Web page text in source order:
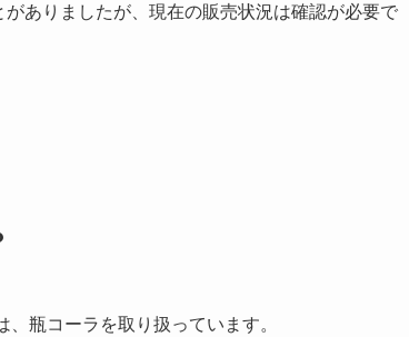
ありましたが、現在の販売状況は確認が必要で
、瓶コーラを取り扱っています。